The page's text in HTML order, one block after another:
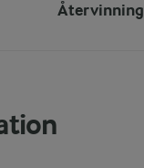
Återvinning